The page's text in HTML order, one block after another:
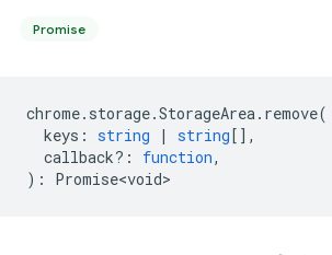
Promise
chrome. storage.StorageArea. remove(
keys : string | string[],
callback? : function,
) : Promise<void>